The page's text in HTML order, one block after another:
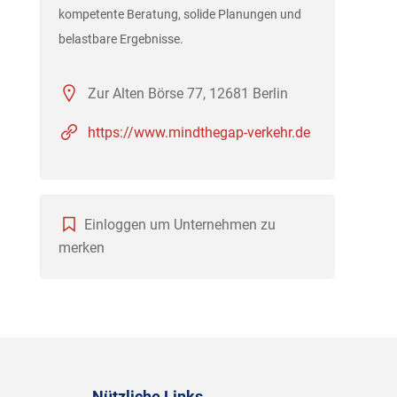
kompetente Beratung, solide Planungen und
belastbare Ergebnisse.
Zur Alten Börse 77, 12681 Berlin
https://www.mindthegap-verkehr.de
Einloggen um Unternehmen zu
merken